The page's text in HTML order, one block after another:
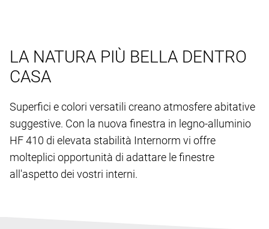
LA NATURA PIÙ BELLA DENTRO
CASA
Superfici e colori versatili creano atmosfere abitative
suggestive. Con la nuova finestra in legno-alluminio
HF 410 di elevata stabilità Internorm vi offre
molteplici opportunità di adattare le finestre
all'aspetto dei vostri interni.